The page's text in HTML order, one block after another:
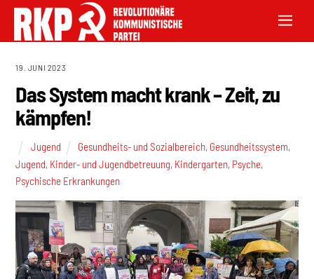
19. JUNI 2023
Das System macht krank – Zeit, zu
kämpfen!
Jugend Gesundheits- und Sozialbereich, Gesundheitssystem,
Jugend, Kinder- und Jugendbetreuung, Kindergarten, Psyche,
Psychische Erkrankungen